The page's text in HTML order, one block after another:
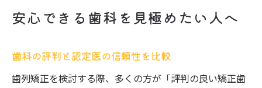
安心できる歯科を見極めたい人へ
歯科の評判と認定医の信頼性を比較
歯列矯正を検討する際、多くの方が「評判の良い矯正歯